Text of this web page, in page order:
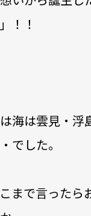
！！
海は雲見・浮
でした。
まで言ったら